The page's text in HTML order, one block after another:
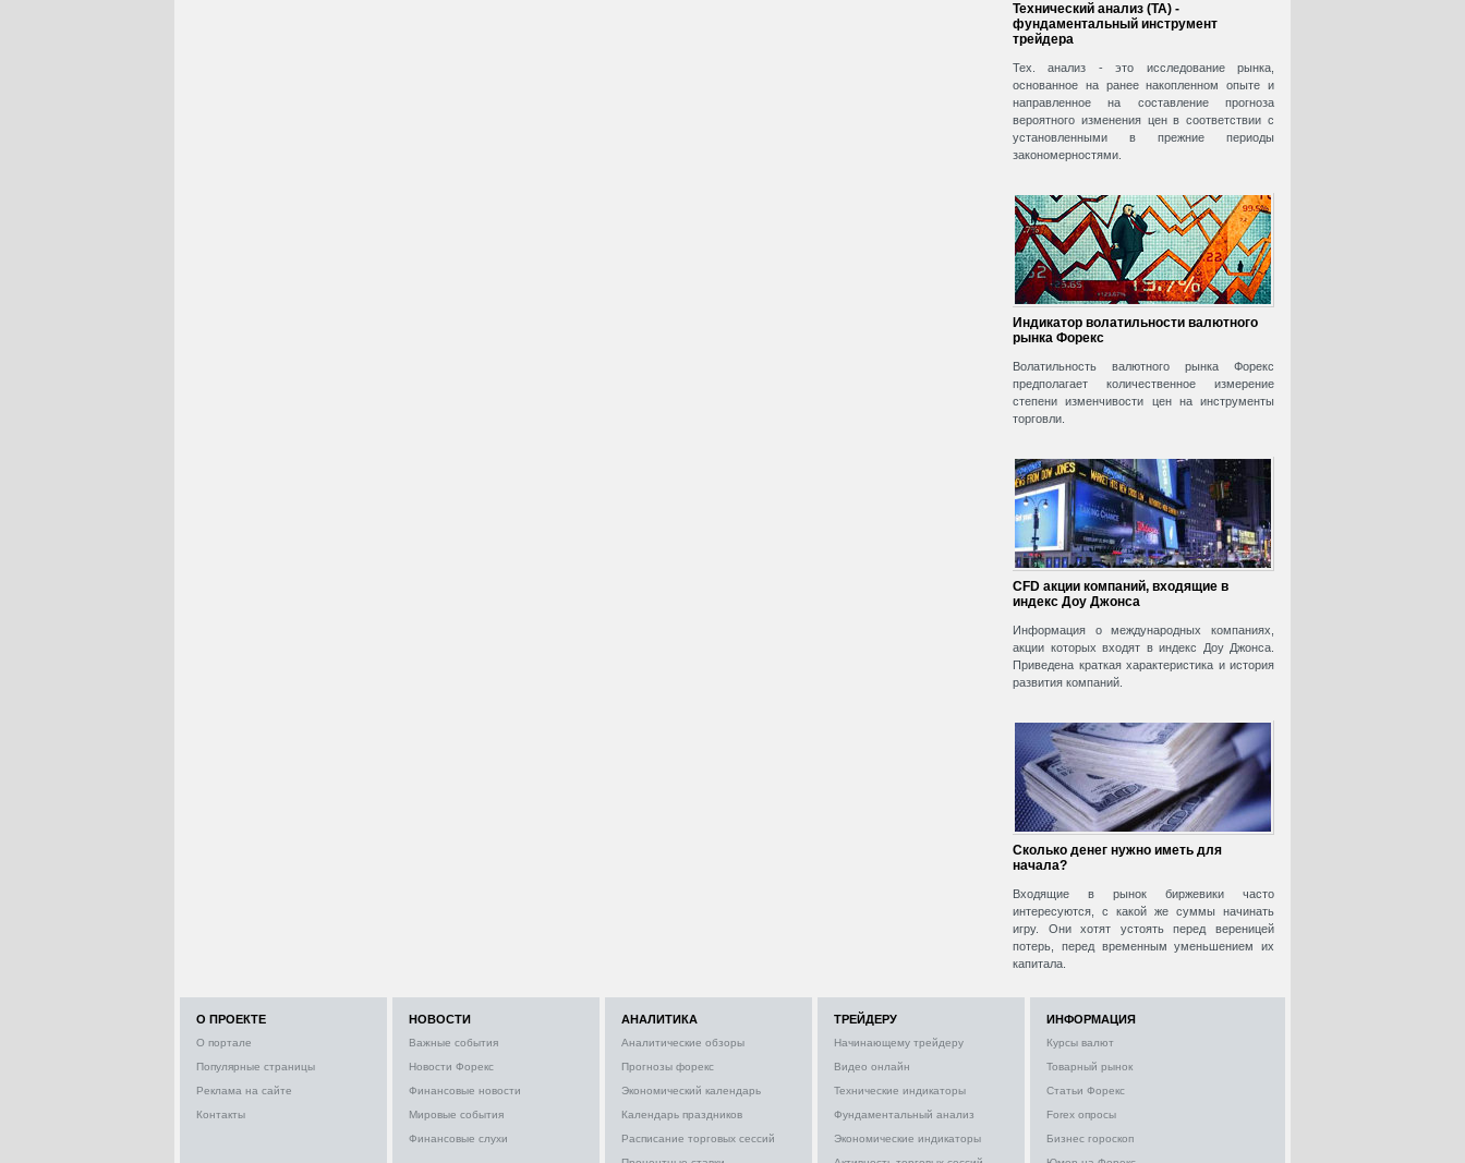
Технический анализ (ТА) -
фундаментальный инструмент
трейдера
Тех. анализ - это исследование рынка,
основанное на ранее накопленном опыте и
направленное на составление прогноза
вероятного изменения цен в соответствии с
установленными в прежние периоды
закономерностями.
Индикатор волатильности валютного
рынка Форекс
Волатильность валютного рынка Форекс
предполагает количественное измерение
степени изменчивости цен на инструменты
торговли.
CFD акции компаний, входящие в
индекс Доу Джонса
Информация о международных компаниях,
акции которых входят в индекс Доу Джонса.
Приведена краткая характеристика и история
развития компаний.
Сколько денег нужно иметь для
начала?
Входящие в рынок биржевики часто
интересуются, с какой же суммы начинать
игру. Они хотят устоять перед вереницей
потерь, перед временным уменьшением их
капитала.
О ПРОЕКТЕ
О портале
Популярные страницы
Реклама на сайте
Контакты
НОВОСТИ
Важные события
Новости Форекс
Финансовые новости
Мировые события
Финансовые слухи
АНАЛИТИКА
Аналитические обзоры
Прогнозы форекс
Экономический календарь
Календарь праздников
Расписание торговых сессий
ТРЕЙДЕРУ
Начинающему трейдеру
Видео онлайн
Технические индикаторы
Фундаментальный анализ
Экономические индикаторы
ИНФОРМАЦИЯ
Курсы валют
Товарный рынок
Статьи Форекс
Forex опросы
Бизнес гороскоп